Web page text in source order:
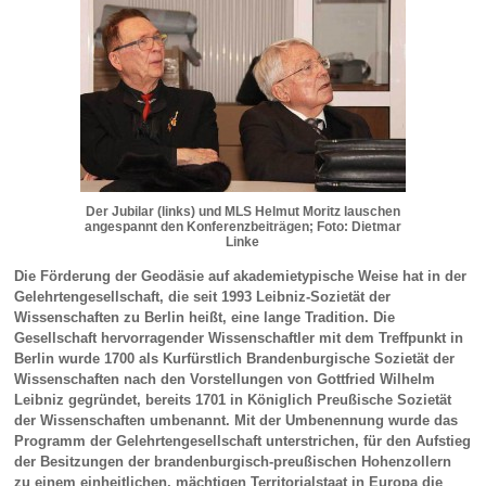
Der Jubilar (links) und MLS Helmut Moritz lauschen
angespannt den Konferenzbeiträgen; Foto: Dietmar
Linke
Die Förderung der Geodäsie auf akademietypische Weise hat in der
Gelehrtengesellschaft, die seit 1993 Leibniz-Sozietät der
Wissenschaften zu Berlin heißt, eine lange Tradition. Die
Gesellschaft her­vorragender Wissenschaftler mit dem Treffpunkt in
Berlin wurde 1700 als Kurfürstlich Brandenbur­gische Sozietät der
Wissenschaften nach den Vorstellungen von Gottfried Wilhelm
Leibniz gegründet, bereits 1701 in Königlich Preußische Sozietät
der Wissenschaften umbenannt. Mit der Umbenennung wurde das
Programm der Gelehrtengesellschaft unterstrichen, für den Aufstieg
der Besitzungen der brandenburgisch-preußischen Hohenzollern
zu einem einheitlichen, mächtigen Territorialstaat in Europa die